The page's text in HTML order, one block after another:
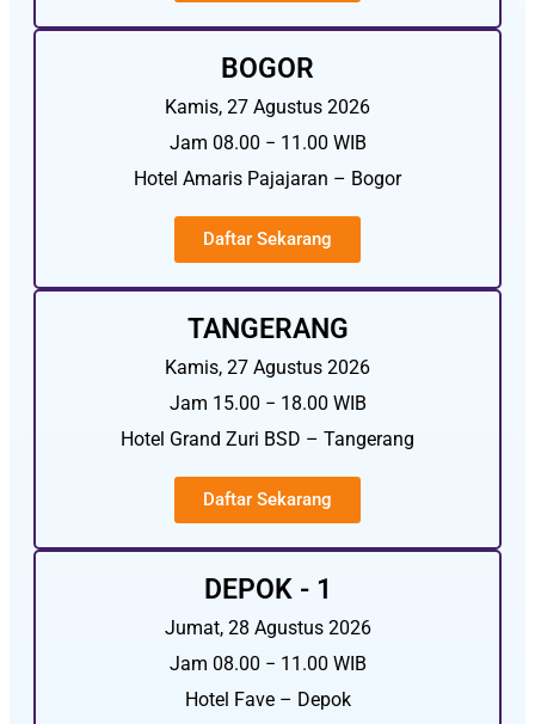
BOGOR
Kamis, 27 Agustus 2026
Jam 08.00 − 11.00 WIB
Hotel Amaris Pajajaran – Bogor
Daftar Sekarang
TANGERANG
Kamis, 27 Agustus 2026
Jam 15.00 − 18.00 WIB
Hotel Grand Zuri BSD – Tangerang
Daftar Sekarang
DEPOK - 1
Jumat, 28 Agustus 2026
Jam 08.00 − 11.00 WIB
Hotel Fave – Depok